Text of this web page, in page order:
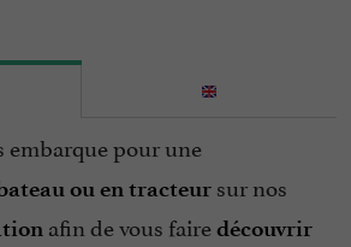
embarque pour une
ou en tracteur sur nos
afin de vous fairedécouvrir